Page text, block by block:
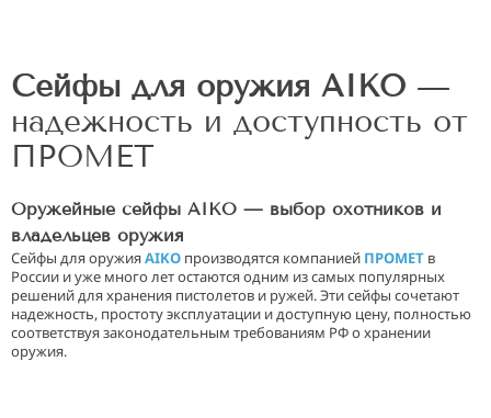
Сейфы для оружия AIKO —
надежность и доступность от
ПРОМЕТ
Оружейные сейфы AIKO — выбор охотников и
владельцев оружия
Сейфы для оружияAIKO производятся компанией ПРОМЕТ в
России и уже много лет остаются одним из самых популярных
решений для хранения пистолетов и ружей. Эти сейфы сочетают
надежность, простоту эксплуатации и доступную цену, полностью
соответствуя законодательным требованиям РФ о хранении
оружия.